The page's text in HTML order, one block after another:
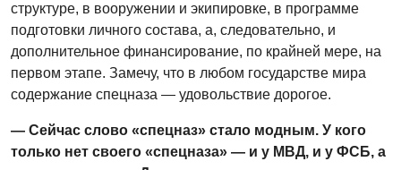
структуре, в вооружении и экипировке, в программе
подготовки личного состава, а, следовательно, и
дополнительное финансирование, по крайней мере, на
первом этапе. Замечу, что в любом государстве мира
содержание спецназа — удовольствие дорогое.
— Сейчас слово «спецназ» стало модным. У кого
только нет своего «спецназа» — и у МВД, и у ФСБ, а